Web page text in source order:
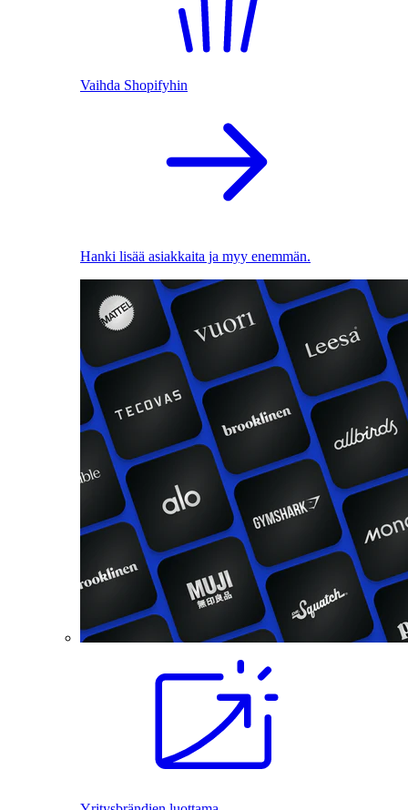
Vaihda Shopifyhin
Hanki lisää asiakkaita ja myy enemmän.